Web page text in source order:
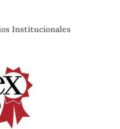
Institucionales